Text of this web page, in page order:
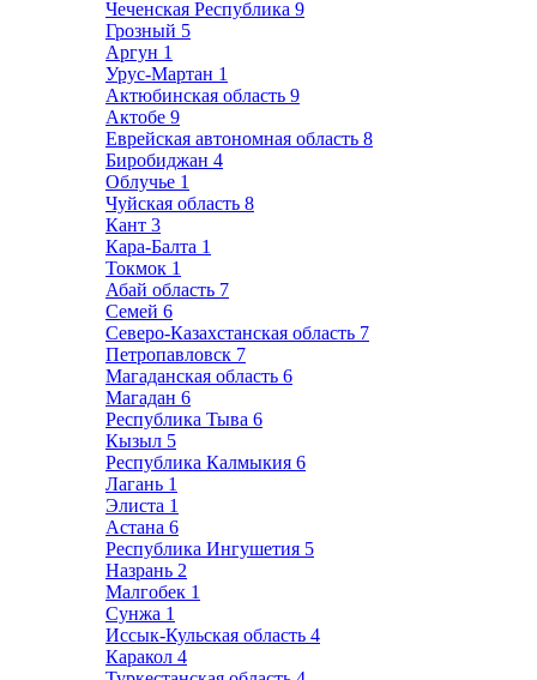
Чеченская Республика 9
Грозный 5
Аргун 1
Урус-Мартан 1
Актюбинская область 9
Актобе 9
Еврейская автономная область 8
Биробиджан 4
Облучье 1
Чуйская область 8
Кант 3
Кара-Балта 1
Токмок 1
Абай область 7
Семей 6
Северо-Казахстанская область 7
Петропавловск 7
Магаданская область 6
Магадан 6
Республика Тыва 6
Кызыл 5
Республика Калмыкия 6
Лагань 1
Элиста 1
Астана 6
Республика Ингушетия 5
Назрань 2
Малгобек 1
Сунжа 1
Иссык-Кульская область 4
Каракол 4